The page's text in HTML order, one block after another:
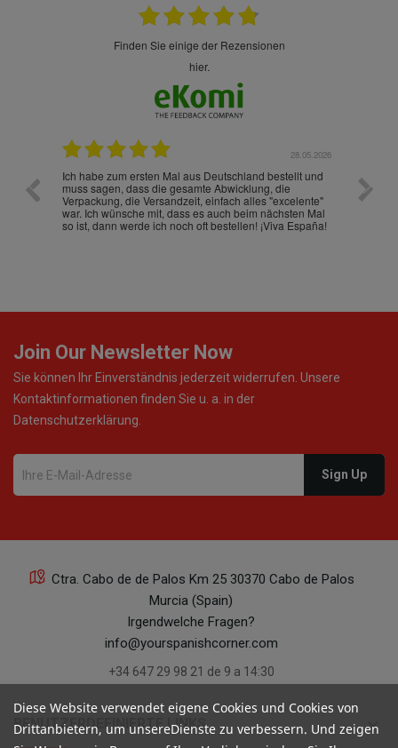
finden Sie einige der Rezensionen
hier.
28.05.2026
Ich habe zum ersten Mal aus Deutschland bestellt und
muss sagen, dass die gesamte Abwicklung, die
Verpackung, die Versandzeit, einfach alles "excelente"
war. Ich wünsche mit, dass es auch beim nächsten Mal
so ist, dann werde ich noch oft bestellen! ¡Viva España!
Die
gut
ist
Join Our Newsletter Now
Sie können Ihr Einverständnis jederzeit widerrufen. Unsere
Kontaktinformationen finden Sie u. a. in der
Datenschutzerklärung.
Ctra. Cabo de de Palos Km 25 30370 Cabo de Palos
Murcia (Spain)
Irgendwelche Fragen?
info@yourspanishcorner.com
+34 647 29 98 21 de 9 a 14:30
BENUTZERDEFINIERTE LINKS keyboard_arrow_down
Diese Website verwendet eigene Cookies und Cookies von
Drittanbietern, um unsereDienste zu verbessern. Und zeigen